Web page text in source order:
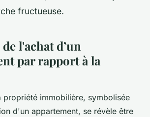
fructueuse.
l'achat d’un
par rapport à la
propriété immobilière, symbolisée
d'un appartement, se révèle être